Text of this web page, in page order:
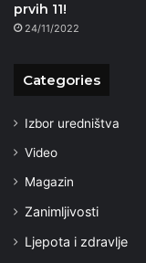
prvih 11!
24/11/2022
Categories
Izbor uredništva
Video
Magazin
Zanimljivosti
Ljepota i zdravlje